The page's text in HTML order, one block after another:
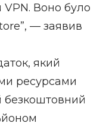
Воно було
— заявив
який
ресурсами
безкоштовний